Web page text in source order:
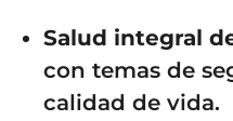
Salud integral
con temas de
calidad de vida.